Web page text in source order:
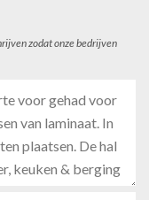
zodat onze bedrijven